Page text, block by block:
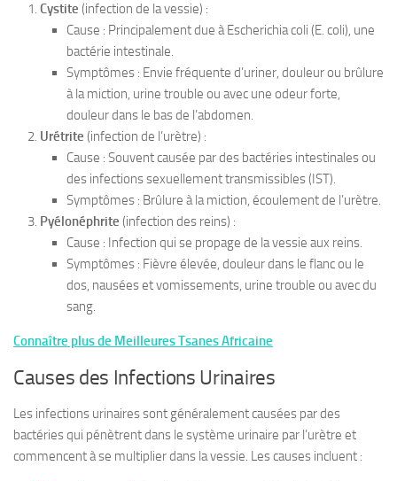
Cystite (infection de la vessie) :
Cause : Principalement due à Escherichia coli (E. coli), une
bactérie intestinale.
Symptômes : Envie fréquente d’uriner, douleur ou brûlure
à la miction, urine trouble ou avec une odeur forte,
douleur dans le bas de l’abdomen.
Urétrite (infection de l’urètre) :
Cause : Souvent causée par des bactéries intestinales ou
des infections sexuellement transmissibles (IST).
Symptômes : Brûlure à la miction, écoulement de l’urètre.
Pyélonéphrite (infection des reins) :
Cause : Infection qui se propage de la vessie aux reins.
Symptômes : Fièvre élevée, douleur dans le flanc ou le
dos, nausées et vomissements, urine trouble ou avec du
sang.
Connaître plus de Meilleures Tsanes Africaine
Causes des Infections Urinaires
Les infections urinaires sont généralement causées par des
bactéries qui pénètrent dans le système urinaire par l’urètre et
commencent à se multiplier dans la vessie. Les causes incluent :